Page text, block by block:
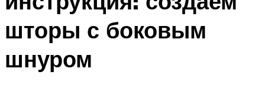
шторы с боковым
шнуром